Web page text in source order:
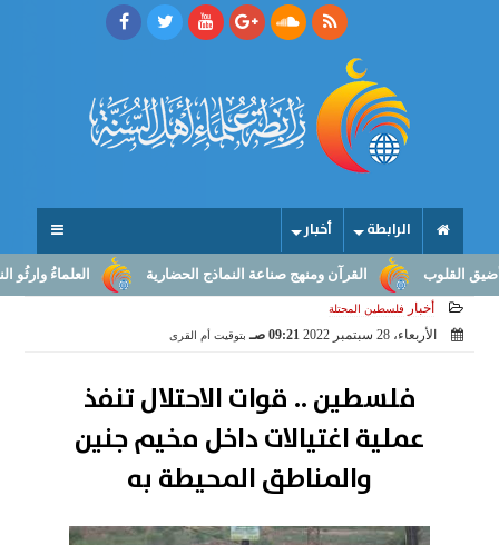
الرابطة أخبار
العلماءُ وارثُو النبوّة: القرآن ومنهج صناعة النماذج الحضارية
أخبار فلسطين المحتلة
الأربعاء، 28 سبتمبر 2022 09:21 صـ بتوقيت أم القرى
فلسطين .. قوات الاحتلال تنفذ
عملية اغتيالات داخل مخيم جنين
والمناطق المحيطة به